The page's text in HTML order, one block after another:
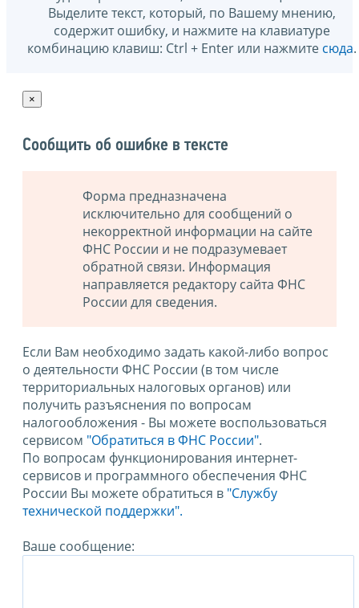
Выделите текст, который, по Вашему мнению,
содержит ошибку, и нажмите на клавиатуре
комбинацию клавиш: Ctrl + Enter или нажмите сюда.
×
Сообщить об ошибке в тексте
Форма предназначена
исключительно для сообщений о
некорректной информации на сайте
ФНС России и не подразумевает
обратной связи. Информация
направляется редактору сайта ФНС
России для сведения.
Если Вам необходимо задать какой-либо вопрос
о деятельности ФНС России (в том числе
территориальных налоговых органов) или
получить разъяснения по вопросам
налогообложения - Вы можете воспользоваться
сервисом "Обратиться в ФНС России".
По вопросам функционирования интернет-
сервисов и программного обеспечения ФНС
России Вы можете обратиться в "Службу
технической поддержки".
Ваше сообщение: